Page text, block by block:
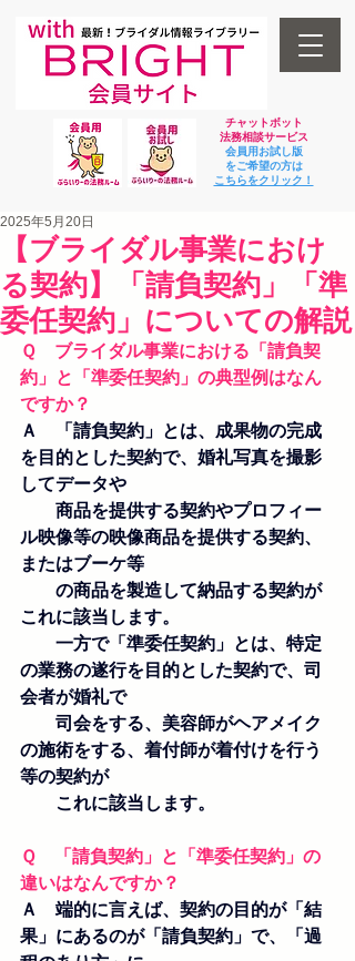
チャットボット
法務相談サービス
会員用お試し版
をご希望の方は
​こちらをクリック！
【ブライダル事業におけ
る契約】「請負契約」「準
委任契約」についての解説
2025年5月20日
Ｑ　ブライダル事業における「請負契
約」と「準委任契約」の典型例はなん
ですか？
Ａ　「請負契約」とは、成果物の完成
を目的とした契約で、婚礼写真を撮影
してデータや
商品を提供する契約やプロフィー
ル映像等の映像商品を提供する契約、
またはブーケ等
の商品を製造して納品する契約が
これに該当します。
一方で「準委任契約」とは、特定
の業務の遂行を目的とした契約で、司
会者が婚礼で
司会をする、美容師がヘアメイク
の施術をする、着付師が着付けを行う
等の契約が
これに該当します。
Ｑ　「請負契約」と「準委任契約」の
違いはなんですか？
Ａ　端的に言えば、契約の目的が「結
果」にあるのが「請負契約」で、「過